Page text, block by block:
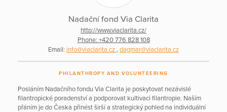
Nadační fond Via Clarita
http://www.viaclarita.cz/
Phone: +420 776 828 108
Email: info@viaclarita.cz ,dagmar@viaclarita.cz
PHILANTHROPY AND VOLUNTEERING
Posláním Nadačního fondu Via Clarita je poskytovat nezávislé
filantropické poradenství a podporovat kultivaci filantropie. Naším
přáním je do Česka přinést širší a strategický pohled na individuální